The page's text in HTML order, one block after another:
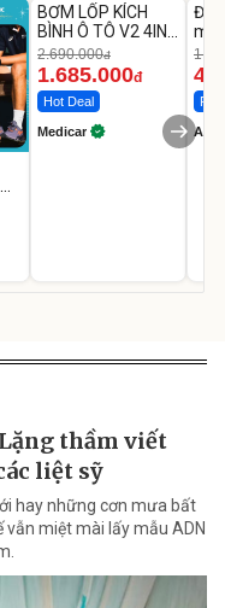
-37%
BƠM LỐP KÍCH
BÌNH Ô TÔ V2 4IN1
Medicar
12.000mAh
2.690.000đ
1.685.000đ
Hot Deal
Medicar A
thầm viết
liệt sỹ
hay những cơn mưa bất
vẫn miệt mài lấy mẫu ADN